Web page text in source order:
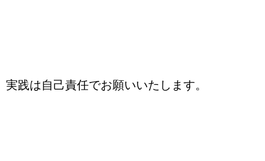
実践は自己責任でお願いいたします。